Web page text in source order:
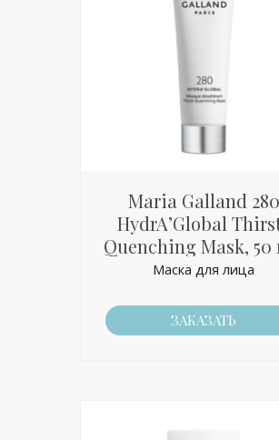
Maria Galland 280
НydrA’Global
Quenching Mask, 50
Маска для лица
ЗАКАЗАТЬ